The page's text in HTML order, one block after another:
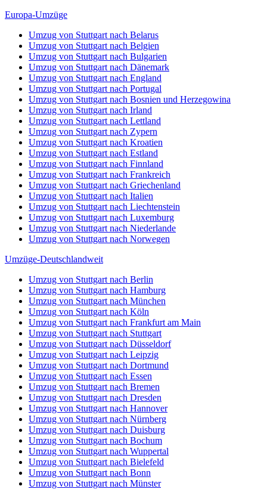
Europa-Umzüge
Umzug von Stuttgart nach Belarus
Umzug von Stuttgart nach Belgien
Umzug von Stuttgart nach Bulgarien
Umzug von Stuttgart nach Dänemark
Umzug von Stuttgart nach England
Umzug von Stuttgart nach Portugal
Umzug von Stuttgart nach Bosnien und Herzegowina
Umzug von Stuttgart nach Irland
Umzug von Stuttgart nach Lettland
Umzug von Stuttgart nach Zypern
Umzug von Stuttgart nach Kroatien
Umzug von Stuttgart nach Estland
Umzug von Stuttgart nach Finnland
Umzug von Stuttgart nach Frankreich
Umzug von Stuttgart nach Griechenland
Umzug von Stuttgart nach Italien
Umzug von Stuttgart nach Liechtenstein
Umzug von Stuttgart nach Luxemburg
Umzug von Stuttgart nach Niederlande
Umzug von Stuttgart nach Norwegen
Umzüge-Deutschlandweit
Umzug von Stuttgart nach Berlin
Umzug von Stuttgart nach Hamburg
Umzug von Stuttgart nach München
Umzug von Stuttgart nach Köln
Umzug von Stuttgart nach Frankfurt am Main
Umzug von Stuttgart nach Stuttgart
Umzug von Stuttgart nach Düsseldorf
Umzug von Stuttgart nach Leipzig
Umzug von Stuttgart nach Dortmund
Umzug von Stuttgart nach Essen
Umzug von Stuttgart nach Bremen
Umzug von Stuttgart nach Dresden
Umzug von Stuttgart nach Hannover
Umzug von Stuttgart nach Nürnberg
Umzug von Stuttgart nach Duisburg
Umzug von Stuttgart nach Bochum
Umzug von Stuttgart nach Wuppertal
Umzug von Stuttgart nach Bielefeld
Umzug von Stuttgart nach Bonn
Umzug von Stuttgart nach Münster